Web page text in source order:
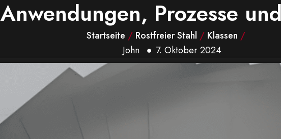
Anwendungen, Prozesse
Startseite / Rostfreier Stahl / Klassen /
John
7. Oktober 2024